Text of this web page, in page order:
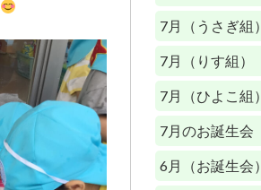
7月（うさぎ組）
7月（りす組）
7月（ひよこ組）
7月のお誕生会
6月（お誕生会）